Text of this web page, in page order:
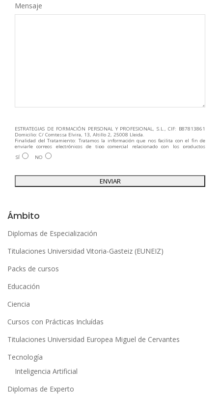
Mensaje
ESTRATEGIAS DE FORMACIÓN PERSONAL Y PROFESIONAL, S.L., CIF: B87813861
Domicilio: C/ Comtessa Elvira, 13, Altillo 2, 25008 Lleida.
Finalidad del Tratamiento: Tratamos la información que nos facilita con el fin de
enviarle correos electrónicos de tipo comercial relacionado con los productos
ofrecidos y otros tipo de productos que fueran de su interés.
Legitimación del tratamiento: Consentimiento del interesado.
Para más información consulte nuestra Política de Privacidad.
Desea recibir información comercial (vía telefónica y/o email):
SÍ NO
e
r
n
i
v
e
Ámbito
Diplomas de Especialización
Titulaciones Universidad Vitoria-Gasteiz (EUNEIZ)
Packs de cursos
Educación
Ciencia
Cursos con Prácticas Incluídas
Titulaciones Universidad Europea Miguel de Cervantes
Tecnología
Inteligencia Artificial
Diplomas de Experto